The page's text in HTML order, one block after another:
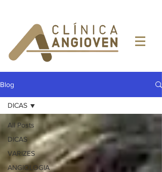
Blog
All Posts
DICAS
VARIZES
ANGIOLOGIA
DICAS